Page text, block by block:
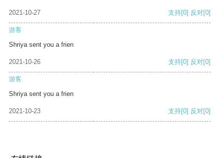
2021-10-27 支持[0] 反对[0]
游客
Shriya sent you a frien
2021-10-26 支持[0] 反对[0]
游客
Shriya sent you a frien
2021-10-23 支持[0] 反对[0]